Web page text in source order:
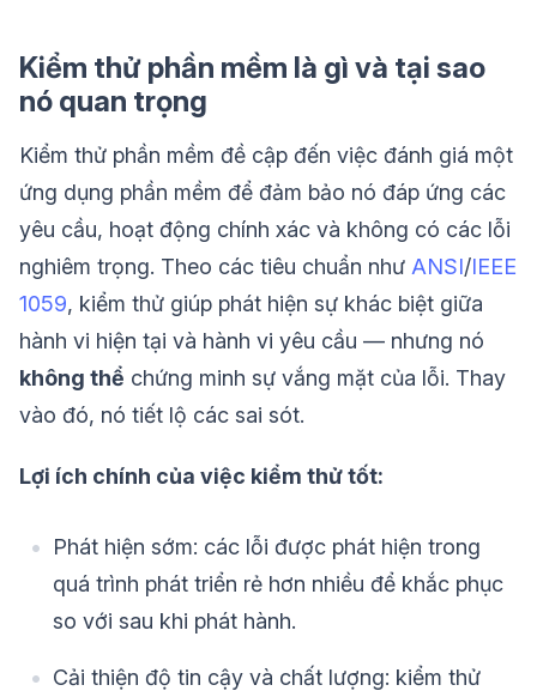
Kiểm thử phần mềm là gì và tại sao
nó quan trọng
Kiểm thử phần mềm đề cập đến việc đánh giá một
ứng dụng phần mềm để đảm bảo nó đáp ứng các
yêu cầu, hoạt động chính xác và không có các lỗi
nghiêm trọng. Theo các tiêu chuẩn như ANSI/IEEE
1059, kiểm thử giúp phát hiện sự khác biệt giữa
hành vi hiện tại và hành vi yêu cầu — nhưng nó
không thể chứng minh sự vắng mặt của lỗi. Thay
vào đó, nó tiết lộ các sai sót.
Lợi ích chính của việc kiểm thử tốt:
Phát hiện sớm: các lỗi được phát hiện trong
quá trình phát triển rẻ hơn nhiều để khắc phục
so với sau khi phát hành.
Cải thiện độ tin cậy và chất lượng: kiểm thử